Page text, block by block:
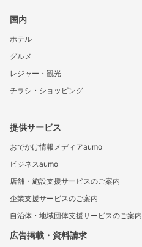
国内
ホテル
グルメ
レジャー・観光
チラシ・ショッピング
提供サービス
おでかけ情報メディアaumo
ビジネスaumo
店舗・施設支援サービスのご案内
企業支援サービスのご案内
自治体・地域団体支援サービスのご案内
広告掲載・資料請求